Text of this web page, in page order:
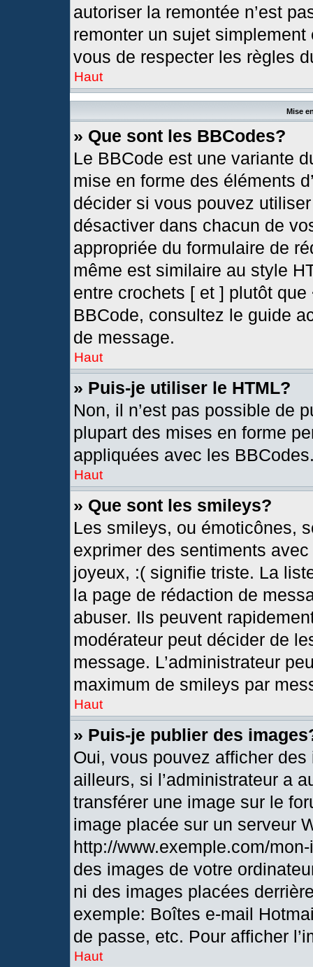
autoriser la remontée n’est
remonter un sujet
vous de respecter les règles
Haut
Mise
» Que sont les BBCodes?
Le BBCode est une variante
mise en forme des éléments
décider si vous pouvez
désactiver dans chacun de
appropriée du formulaire de
même est similaire au style
entre crochets [ et ] plutôt
BBCode, consultez le guide
de message.
Haut
» Puis-je utiliser le HTML?
Non, il n’est pas possible de
plupart des mises en forme
appliquées avec les
Haut
» Que sont les smileys?
Les smileys, ou émoticônes,
exprimer des sentiments
joyeux, :( signifie triste. La
la page de rédaction de
abuser. Ils peuvent
modérateur peut décider de
message. L’administrateur
maximum de smileys par
Haut
» Puis-je publier des
Oui, vous pouvez afficher
ailleurs, si l’administrateur a
transférer une image sur le
image placée sur un serveur
http://www.exemple.com/
des images de votre
ni des images placées
exemple: Boîtes e-mail
de passe, etc. Pour afficher
Haut